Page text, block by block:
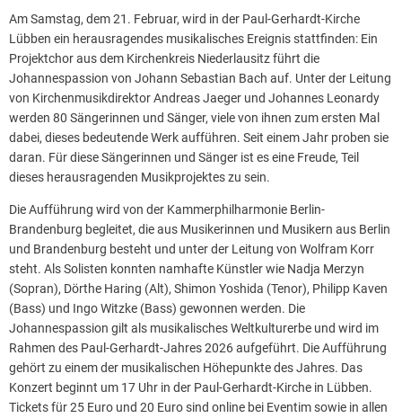
Am Samstag, dem 21. Februar, wird in der Paul-Gerhardt-Kirche
Lübben ein herausragendes musikalisches Ereignis stattfinden: Ein
Projektchor aus dem Kirchenkreis Niederlausitz führt die
Johannespassion von Johann Sebastian Bach auf. Unter der Leitung
von Kirchenmusikdirektor Andreas Jaeger und Johannes Leonardy
werden 80 Sängerinnen und Sänger, viele von ihnen zum ersten Mal
dabei, dieses bedeutende Werk aufführen. Seit einem Jahr proben sie
daran. Für diese Sängerinnen und Sänger ist es eine Freude, Teil
dieses herausragenden Musikprojektes zu sein.
Die Aufführung wird von der Kammerphilharmonie Berlin-
Brandenburg begleitet, die aus Musikerinnen und Musikern aus Berlin
und Brandenburg besteht und unter der Leitung von Wolfram Korr
steht. Als Solisten konnten namhafte Künstler wie Nadja Merzyn
(Sopran), Dörthe Haring (Alt), Shimon Yoshida (Tenor), Philipp Kaven
(Bass) und Ingo Witzke (Bass) gewonnen werden. Die
Johannespassion gilt als musikalisches Weltkulturerbe und wird im
Rahmen des Paul-Gerhardt-Jahres 2026 aufgeführt. Die Aufführung
gehört zu einem der musikalischen Höhepunkte des Jahres. Das
Konzert beginnt um 17 Uhr in der Paul-Gerhardt-Kirche in Lübben.
Tickets für 25 Euro und 20 Euro sind online bei Eventim sowie in allen